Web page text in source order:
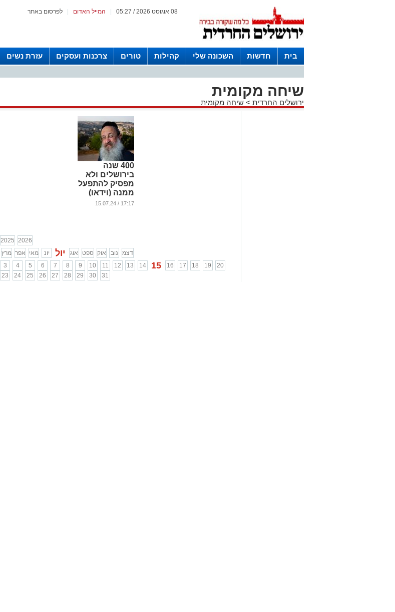
לפרסום באתר המייל האדום 08 אוגוסט 2026 / 05:27
בית חדשות השכונה שלי קהילות טורים צרכנות ועסקים עזרת נשים
שיחה מקומית
ירושלים החרדית > שיחה מקומית
400 שנה
בירושלים ולא
מפסיק להתפעל
ממנה (וידאו)
...
17:17 / 15.07.24
2025 2026
מרץ אפר מאי יונ יול אוג ספט אוק נוב
דצמ
3 4 5 6 7 8 9 10 11 12 13 14 15 16 17 18 19
20
23 24 25 26 27 28 29 30 31